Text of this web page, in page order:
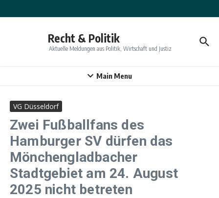
Recht & Politik
Aktuelle Meldungen aus Politik, Wirtschaft und Justiz
Main Menu
VG Düsseldorf
Zwei Fußballfans des
Hamburger SV dürfen das
Mönchengladbacher
Stadtgebiet am 24. August
2025 nicht betreten